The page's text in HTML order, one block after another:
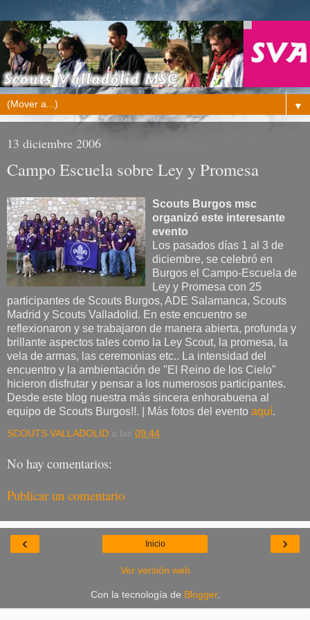
▼
13 diciembre 2006
Campo Escuela sobre Ley y Promesa
Scouts Burgos msc
organizó este interesante
evento
Los pasados días 1 al 3 de
diciembre, se celebró en
Burgos el Campo-Escuela de
Ley y Promesa con 25
participantes de Scouts Burgos, ADE Salamanca, Scouts
Madrid y Scouts Valladolid. En este encuentro se
reflexionaron y se trabajaron de manera abierta, profunda y
brillante aspectos tales como la Ley Scout, la promesa, la
vela de armas, las ceremonias etc.. La intensidad del
encuentro y la ambientación de "El Reino de los Cielo"
hicieron disfrutar y pensar a los numerosos participantes.
Desde este blog nuestra más sincera enhorabuena al
equipo de Scouts Burgos!!. | Más fotos del evento aquí.
SCOUTS VALLADOLID a las 09:44
No hay comentarios:
Publicar un comentario
‹ ›
Inicio
Ver versión web
Con la tecnología de Blogger.